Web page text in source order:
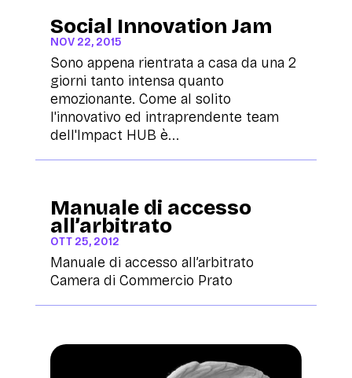
Social Innovation Jam
NOV 22, 2015
Sono appena rientrata a casa da una 2
giorni tanto intensa quanto
emozionante. Come al solito
l'innovativo ed intraprendente team
dell'Impact HUB è...
Manuale di accesso
all’arbitrato
OTT 25, 2012
Manuale di accesso all’arbitrato
Camera di Commercio Prato